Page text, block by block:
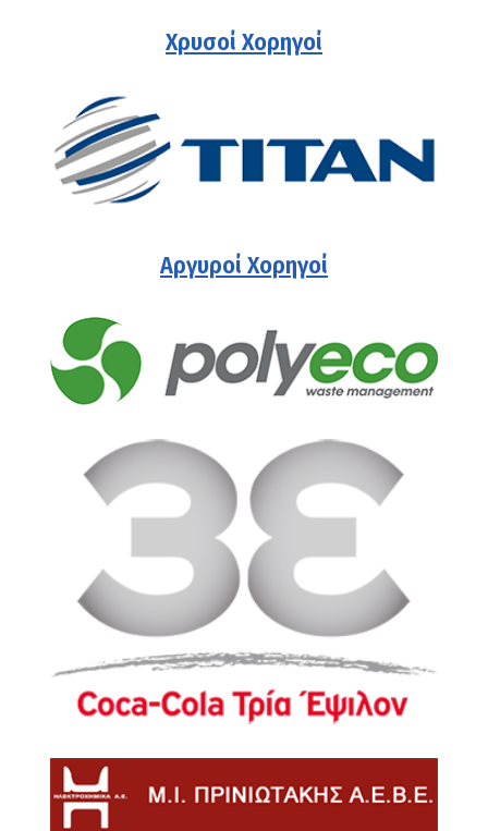
Χρυσοί Χορηγοί
Αργυροί Χορηγοί